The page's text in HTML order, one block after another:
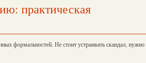
практическая
формальностей. Не стоит устраивать скандал, нужно